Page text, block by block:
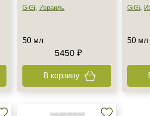
GiGi, Израиль
50 мл
5450 ₽
В корзину
GiGi,
50 мл